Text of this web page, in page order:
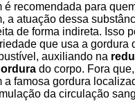
é recomendada para
a atuação dessa
de forma indireta. Isso
que usa a gordura
auxiliando na
do corpo. Fora
a famosa gordura
da circulação